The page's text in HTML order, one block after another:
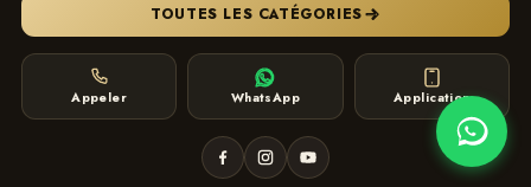
TOUTES LES CATÉGORIES
Appeler WhatsApp Application